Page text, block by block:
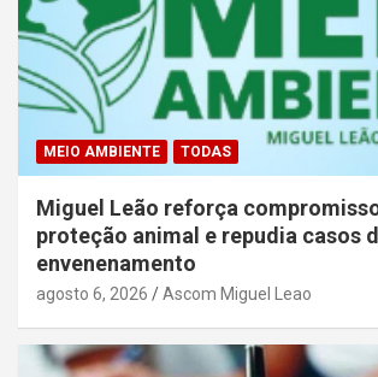
MEIO AMBIENTE TODAS
Miguel Leão reforça
proteção animal e repudia casos
envenenamento
agosto 6, 2026 Ascom Miguel Leao